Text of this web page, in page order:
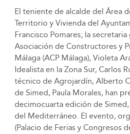
El teniente de alcalde del Área
Territorio y Vivienda del
Francisco Pomares; la
Asociación de Constructores y
Málaga (ACP Málaga), Violeta
Idealista en la Zona Sur, Carlos
técnico de Agrojardín, Alberto
de Simed, Paula Morales, han
decimocuarta edición de
del Mediterráneo. El evento,
(Palacio de Ferias y Congresos